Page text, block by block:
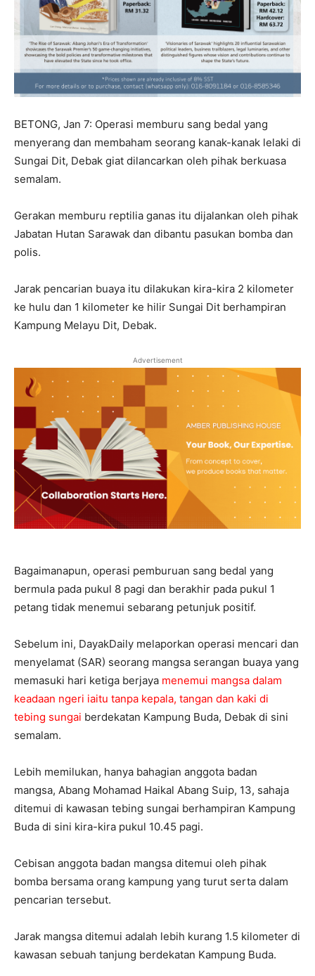
BETONG, Jan 7: Operasi memburu sang bedal yang
menyerang dan membaham seorang kanak-kanak lelaki di
Sungai Dit, Debak giat dilancarkan oleh pihak berkuasa
semalam.
Gerakan memburu reptilia ganas itu dijalankan oleh pihak
Jabatan Hutan Sarawak dan dibantu pasukan bomba dan
polis.
Jarak pencarian buaya itu dilakukan kira-kira 2 kilometer
ke hulu dan 1 kilometer ke hilir Sungai Dit berhampiran
Kampung Melayu Dit, Debak.
Advertisement
Bagaimanapun, operasi pemburuan sang bedal yang
bermula pada pukul 8 pagi dan berakhir pada pukul 1
petang tidak menemui sebarang petunjuk positif.
Sebelum ini, DayakDaily melaporkan operasi mencari dan
menyelamat (SAR) seorang mangsa serangan buaya yang
memasuki hari ketiga berjaya menemui mangsa dalam
keadaan ngeri iaitu tanpa kepala, tangan dan kaki di
tebing sungai berdekatan Kampung Buda, Debak di sini
semalam.
Lebih memilukan, hanya bahagian anggota badan
mangsa, Abang Mohamad Haikal Abang Suip, 13, sahaja
ditemui di kawasan tebing sungai berhampiran Kampung
Buda di sini kira-kira pukul 10.45 pagi.
Cebisan anggota badan mangsa ditemui oleh pihak
bomba bersama orang kampung yang turut serta dalam
pencarian tersebut.
Jarak mangsa ditemui adalah lebih kurang 1.5 kilometer di
kawasan sebuah tanjung berdekatan Kampung Buda.